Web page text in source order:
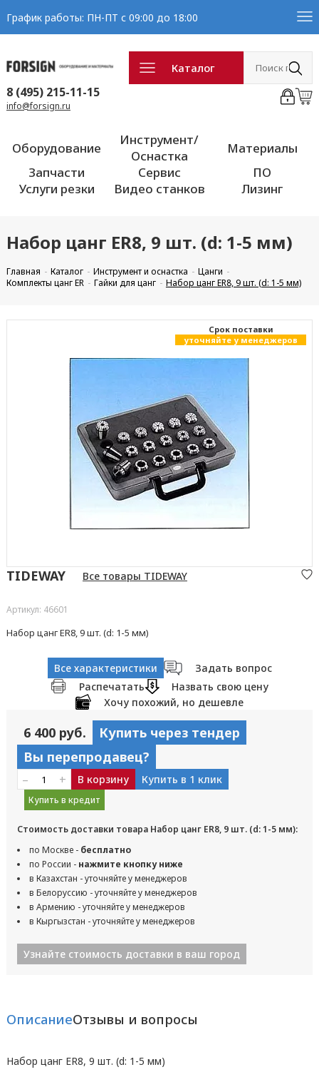
График работы: ПН-ПТ с 09:00 до 18:00
Каталог
8 (495) 215-11-15
info@forsign.ru
Оборудование
Инструмент/
Оснастка
Материалы
Запчасти
Сервис
ПО
Услуги резки
Видео станков Лизинг
Набор цанг ER8, 9 шт. (d: 1-5 мм)
Главная Каталог Инструмент и оснастка
Цанги
Комплекты цанг ER
Гайки для цанг Набор цанг ER8, 9 шт. (d: 1-5 мм)
Cрок поставки
уточняйте у менеджеров
TIDEWAY Все товары TIDEWAY
Артикул: 46601
Набор цанг ER8, 9 шт. (d: 1-5 мм)
Все характеристики
Задать вопрос
Распечатать
Назвать свою цену
Хочу похожий, но дешевле
6 400 руб.
Купить через тендер
Вы перепродавец?
– + В корзину Купить в 1 клик
Купить в кредит
Стоимость доставки товара Набор цанг ER8, 9 шт. (d: 1-5 мм):
по Москве - бесплатно
по России - нажмите кнопку ниже
в Казахстан - уточняйте у менеджеров
в Белоруссию - уточняйте у менеджеров
в Армению - уточняйте у менеджеров
в Кыргызстан - уточняйте у менеджеров
Узнайте стоимость доставки в ваш город
ОписаниеОтзывы и вопросы
Набор цанг ER8, 9 шт. (d: 1-5 мм)